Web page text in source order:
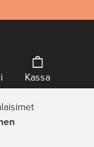
Kassa